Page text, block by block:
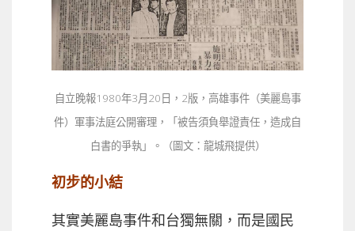
自立晚報1980年3月20日，2版，高雄事件（美麗島事
件）軍事法庭公開審理，「被告須負舉證責任，造成自
白書的爭執」。（圖文：龍城飛提供）
初步的小結
其實美麗島事件和台獨無關，而是國民